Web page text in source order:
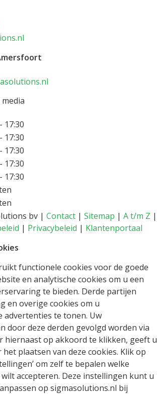
17:30
17:30
17:30
17:30
17:30
bv | Contact | Sitemap | A t/m Z |
| Privacybeleid | Klantenportaal
functionele cookies voor de goede
en analytische cookies om u een
te bieden. Derde partijen
en overige cookies om u
advertenties te tonen. Uw
door deze derden gevolgd worden via
hiernaast op akkoord te klikken, geeft u
plaatsen van deze cookies. Klik op
om zelf te bepalen welke
accepteren. Deze instellingen kunt u
op sigmasolutions.nl bij